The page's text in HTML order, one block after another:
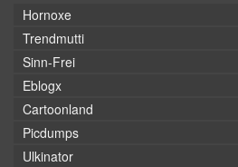
Hornoxe
Trendmutti
Sinn-Frei
Eblogx
Cartoonland
Picdumps
Ulkinator